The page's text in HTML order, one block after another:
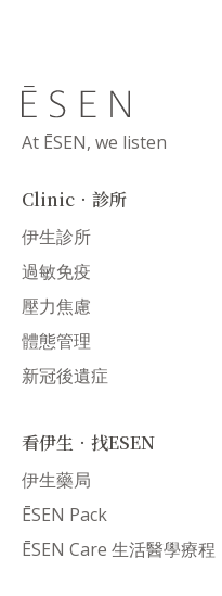
At ĒSEN, we listen
Clinic．診所
伊生診所
過敏免疫
壓力焦慮
體態管理
新冠後遺症
看伊生．找ESEN
伊生藥局
ĒSEN Pack
ĒSEN Care 生活醫學療程